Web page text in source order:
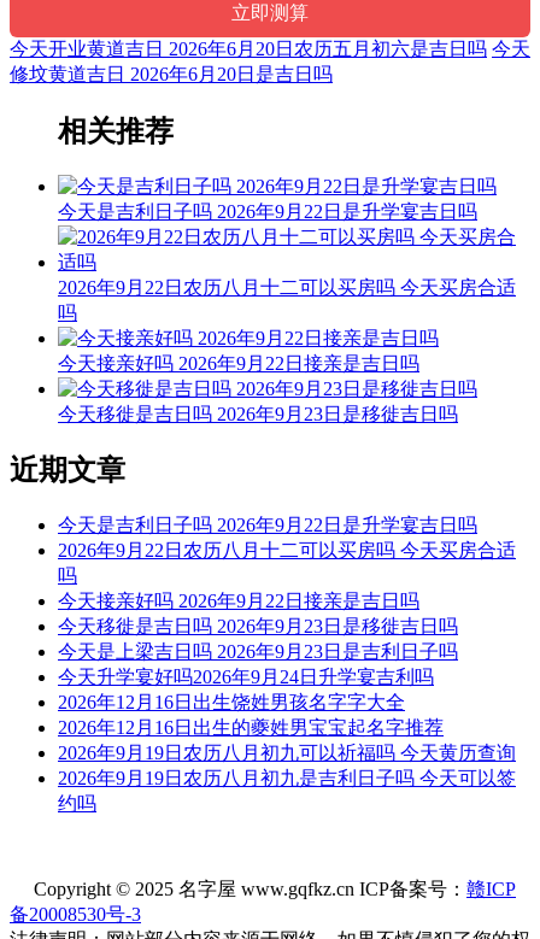
阳贵神：西南 月相：夕月 岁破位：正北
九星：八白太阴土星(吉) 二十八宿：南方柳宿柳土獐(凶)
易经卦象：火雷噬嗑 推荐吉时：子，丑，辰，巳，未，戌
喜神：西北 月令：甲午 日禄：卯命互禄
十二值神：天德 — 吉：俗称“大黄道日”。古籍云：宝光星，
天德星，其时大郭，作事有成，利有攸往，出行吉。
阴贵神：正北 物候：鹿角解 犯太岁：马,鼠,牛,兔
福神：东南 月支：午火 年太岁：文哲
今天可以赴任
根据该日的黄历信息分析可得，2026年6月20日为黄道日，黄
道日即是民间的黄道吉日， 吉日办事可一顺百顺，对事情有
着正向积极的促进作用，因此2026年6月20日可以赴任，可以
选择2026年6月20日进行赴任的事宜，云玥取名网祝您赴任日
顺利。
每日五行穿衣指南
【大吉色】白色、金黄、银色、灰色、米白
被今天五行生。寓意容易得到贵人的帮助，事事顺心如意。人
缘和异性缘也会变得非常好，对身边的人来说显得格外有魅
力。可以借助五行的影响，充分发挥自己的才能。
【次吉色】黄色、咖色、棕色、褐色、橙黄
出你的步伐，相信会有好的结果。
【平平色】绿色、青色、青绿、翠绿
今天开业黄道吉日 2026年6月20日农历五月初六是吉日吗 今天
修坟黄道吉日 2026年6月20日是吉日吗
相关推荐
今天是吉利日子吗 2026年9月22日是升学宴吉日吗
2026年9月22日农历八月十二可以买房吗 今天买房合适
吗
今天接亲好吗 2026年9月22日接亲是吉日吗
今天移徙是吉日吗 2026年9月23日是移徙吉日吗
近期文章
今天是吉利日子吗 2026年9月22日是升学宴吉日吗
2026年9月22日农历八月十二可以买房吗 今天买房合适
吗
今天接亲好吗 2026年9月22日接亲是吉日吗
今天移徙是吉日吗 2026年9月23日是移徙吉日吗
今天是上梁吉日吗 2026年9月23日是吉利日子吗
今天升学宴好吗2026年9月24日升学宴吉利吗
2026年12月16日出生饶姓男孩名字字大全
2026年12月16日出生的夔姓男宝宝起名字推荐
2026年9月19日农历八月初九可以祈福吗 今天黄历查询
2026年9月19日农历八月初九是吉利日子吗 今天可以签
约吗
Copyright © 2025 名字屋 www.gqfkz.cn ICP备案号： 赣ICP
备20008530号-3